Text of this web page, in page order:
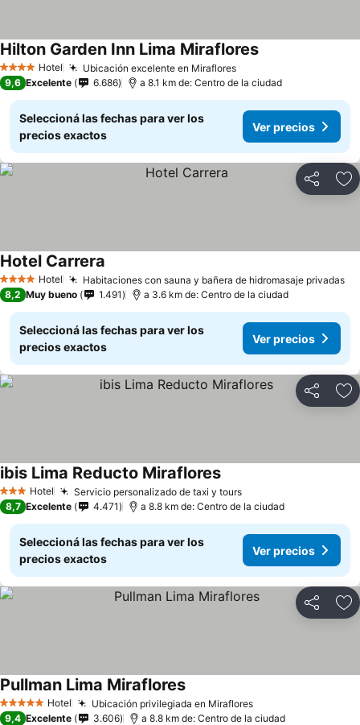
4 EstrellasHotel Ubicación excelente en Miraflores
Hilton Garden Inn Lima Miraflores
9,6 Excelente 6.686 a 8.1 km de: Centro de la ciudad
Seleccioná las fechas para ver los
precios exactos
Ver precios
Compartir
4 EstrellasHotel Habitaciones con sauna y bañera de hidromasaje privadas
Hotel Carrera
8,2 Muy bueno 1.491 a 3.6 km de: Centro de la ciudad
Seleccioná las fechas para ver los
precios exactos
Ver precios
Compartir
3 Estrellas
Hotel Servicio personalizado de taxi y tours
ibis Lima Reducto Miraflores
8,7 Excelente 4.471 a 8.8 km de: Centro de la ciudad
Seleccioná las fechas para ver los
precios exactos
Ver precios
Compartir
5 Estrellas Hotel Ubicación privilegiada en Miraflores
Pullman Lima Miraflores
9,4 Excelente 3.606 a 8.8 km de: Centro de la ciudad